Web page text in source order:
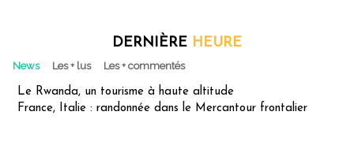
DERNIÈRE HEURE
News Les + lus Les + commentés
Le Rwanda, un tourisme à haute altitude
France, Italie : randonnée dans le Mercantour frontalier